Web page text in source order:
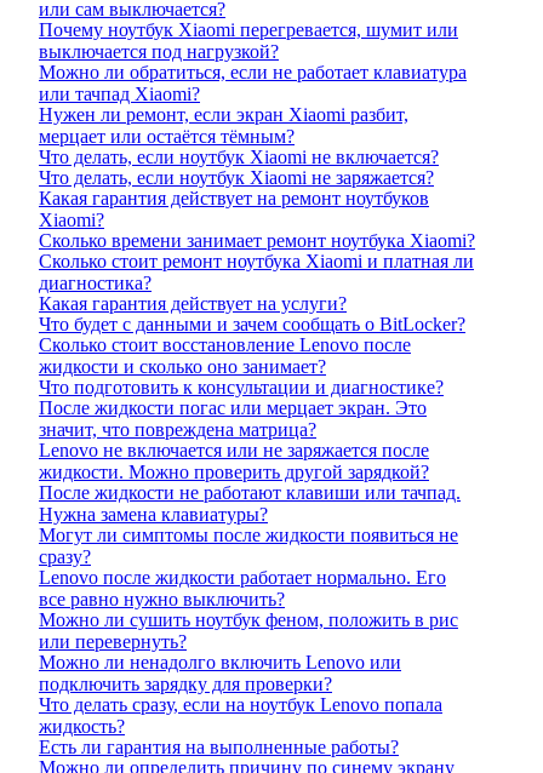
или сам выключается?
Почему ноутбук Xiaomi перегревается, шумит или
выключается под нагрузкой?
Можно ли обратиться, если не работает клавиатура
или тачпад Xiaomi?
Нужен ли ремонт, если экран Xiaomi разбит,
мерцает или остаётся тёмным?
Что делать, если ноутбук Xiaomi не включается?
Что делать, если ноутбук Xiaomi не заряжается?
Какая гарантия действует на ремонт ноутбуков
Xiaomi?
Сколько времени занимает ремонт ноутбука Xiaomi?
Сколько стоит ремонт ноутбука Xiaomi и платная ли
диагностика?
Какая гарантия действует на услуги?
Что будет с данными и зачем сообщать о BitLocker?
Сколько стоит восстановление Lenovo после
жидкости и сколько оно занимает?
Что подготовить к консультации и диагностике?
После жидкости погас или мерцает экран. Это
значит, что повреждена матрица?
Lenovo не включается или не заряжается после
жидкости. Можно проверить другой зарядкой?
После жидкости не работают клавиши или тачпад.
Нужна замена клавиатуры?
Могут ли симптомы после жидкости появиться не
сразу?
Lenovo после жидкости работает нормально. Его
все равно нужно выключить?
Можно ли сушить ноутбук феном, положить в рис
или перевернуть?
Можно ли ненадолго включить Lenovo или
подключить зарядку для проверки?
Что делать сразу, если на ноутбук Lenovo попала
жидкость?
Есть ли гарантия на выполненные работы?
Можно ли определить причину по синему экрану